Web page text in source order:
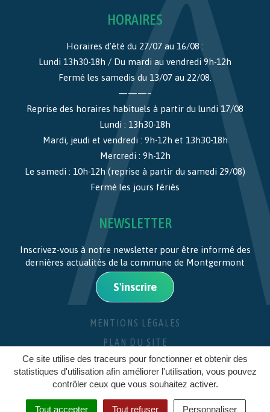
Ce site utilise des traceurs pour fonctionner et obtenir des
statistiques d'utilisation afin améliorer l'utilisation, vous pouvez
contrôler ceux que vous souhaitez activer.
Tout accepter Tout refuser Personnaliser
HORAIRES
Horaires d’été du 27/07 au 16/08 :
Lundi 13h30-18h / Du mardi au vendredi 9h-12h
Fermé les samedis du 13/07 au 22/08.
———–
Reprise des horaires habituels à partir du lundi 17/08
Lundi : 13h30-18h
Mardi, jeudi et vendredi : 9h-12h et 13h30-18h
Mercredi : 9h-12h
Le samedi : 10h-12h (reprise à partir du samedi 29/08)
Fermé les jours fériés
NEWSLETTER
Inscrivez-vous à notre newsletter pour être informé des
dernières actualités de la commune de Montgermont
S'inscrire
MENTIONS LÉGALES
PLAN DU SITE
CRÉDITS